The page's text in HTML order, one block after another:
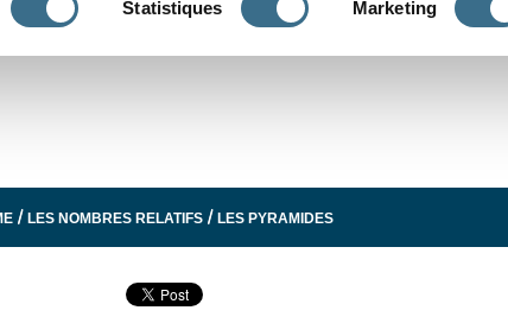
Statistiques Marketing
/LES NOMBRES RELATIFS /LES PYRAMIDES